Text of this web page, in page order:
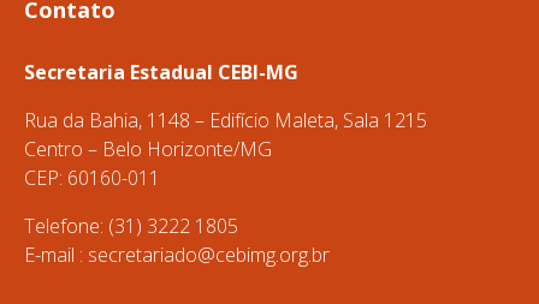
Contato
Secretaria Estadual CEBI-MG
Rua da Bahia, 1148 – Edifício Maleta, Sala 1215
Centro – Belo Horizonte/MG
CEP: 60160-011
Telefone: (31) 3222 1805
E-mail : secretariado@cebimg.org.br